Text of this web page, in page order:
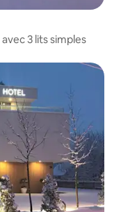
3 lits simples